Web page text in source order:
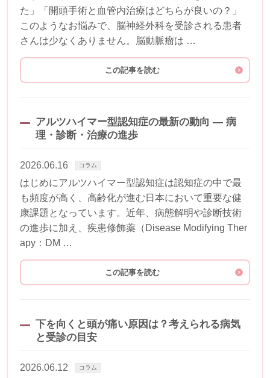
た」「開頭手術と血管内治療はどちらが良いの？」
このようなお悩みで、脳神経外科を受診される患者
さんは少なくありません。脳動脈瘤は …
この記事を読む
アルツハイマー型認知症の最新の動向 ― 病
理・診断・治療の進歩
2026.06.16 コラム
はじめにアルツハイマー型認知症は認知症の中で最
も頻度が高く、高齢化が進む日本において重要な健
康課題となっています。近年、病態解明や診断技術
の進歩に加え、疾患修飾薬（Disease Modifying Ther
apy：DM …
この記事を読む
下を向くと頭が痛い原因は？考えられる病気
と受診の目安
2026.06.12 コラム